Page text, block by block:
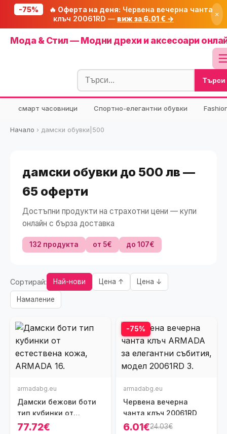
-75% 🔥 Оферта на деня: Червена вечерна чанта
клъч 20061RD — виж за 6.01 € → ×
Мода & Стил — Модни дрехи и аксесоари
Начало
🔥 Намаления
🧮 Калкулатори Търси
смарт часовници Спортно-елегантни обувки
Начало › дамски обувки|500
дамски обувки до 500 лв —
65 оферти
Достъпни продукти на страхотни цени — купи
онлайн с бърза доставка
132 продукта от 5€ до 107€
Сортирай: Най-нови Цена ↑ Цена ↓
Намаление
armadabg.eu
Дамски бежови боти
тип кубинки от
естествена кожа
77.72€
-75%
armadabg.eu
Червена вечерна
чанта клъч 20061RD
6.01€24.03€